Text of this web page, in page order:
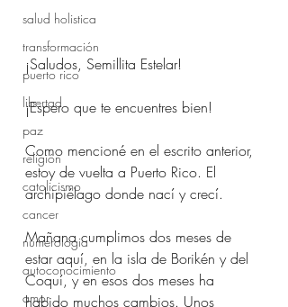
salud holistica
transformación
puerto rico
libertad
paz
religión
catolicismo
cancer
numerologia
autoconocimiento
amor
¡Saludos, Semillita Estelar!
¡Espero que te encuentres bien!
Como mencioné en el escrito anterior,
estoy de vuelta a Puerto Rico. El
archipiélago donde nací y crecí.
Mañana cumplimos dos meses de
estar aquí, en la isla de Borikén y del
Coquí, y en esos dos meses ha
habido muchos cambios. Unos